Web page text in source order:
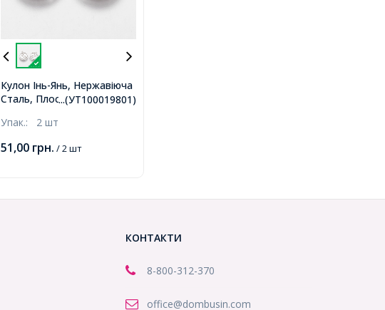
...(УТ100019801)
Кулон Інь-Янь, Нержавіюча
Сталь, Плоский Круглий,
1мм, (УТ100019801)
Упак.: 2 шт
51,00 грн. / 2 шт
КОНТАКТИ
8-800-312-370
office@dombusin.com